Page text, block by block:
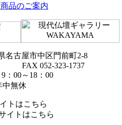
品のご案内
古屋市中区門前町2-8
FAX 052-323-1737
：00～18：00
中無休